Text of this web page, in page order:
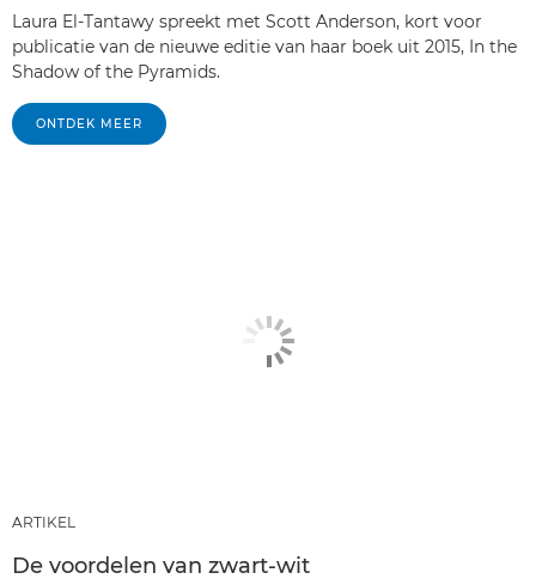
Laura El-Tantawy spreekt met Scott Anderson, kort voor
publicatie van de nieuwe editie van haar boek uit 2015, In the
Shadow of the Pyramids.
ONTDEK MEER
ARTIKEL
De voordelen van zwart-wit